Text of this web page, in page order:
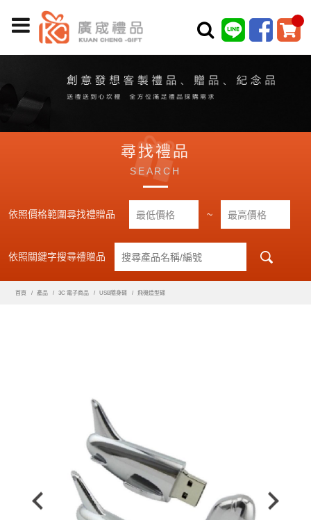
尋找禮品
SEARCH
依照價格範圍尋找禮贈品 ~
依照關鍵字搜尋禮贈品
首頁 產品 3C 電子商品 USB隨身碟 飛機造型碟